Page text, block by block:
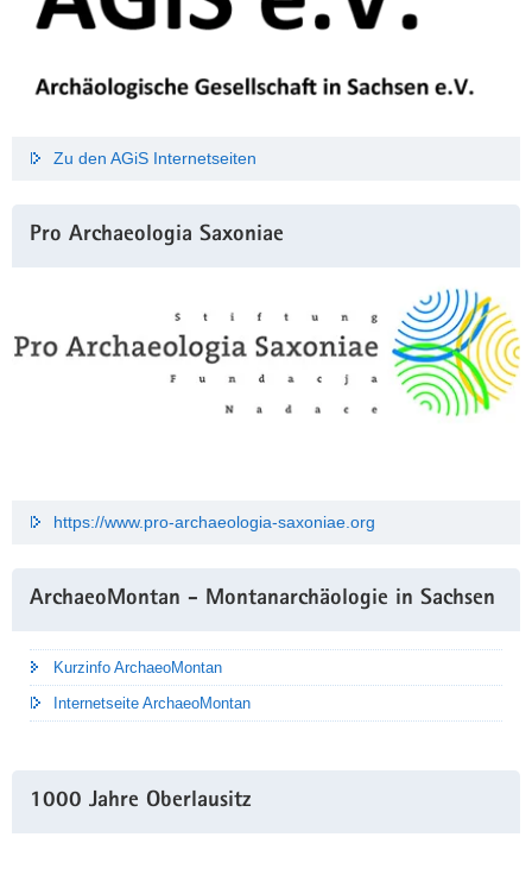
Zu den AGiS Internetseiten
Pro Archaeologia Saxoniae
https://www.pro-archaeologia-saxoniae.org
ArchaeoMontan - Montanarchäologie in Sachsen
Kurzinfo ArchaeoMontan
Internetseite ArchaeoMontan
1000 Jahre Oberlausitz